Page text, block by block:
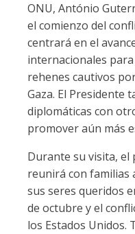
ONU, António
el comienzo del
centrará en el
internacionales
rehenes cautivos
Gaza. El Presidente
diplomáticas con
promover aún más
Durante su visita, el
reunirá con familias
sus seres queridos
de octubre y el
los Estados Unidos.